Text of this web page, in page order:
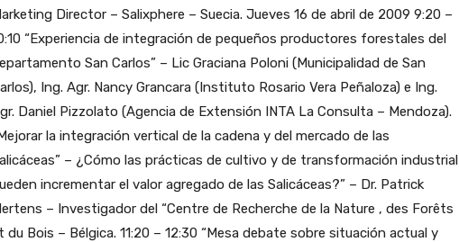
Director – Salixphere – Suecia. Jueves 16 de abril de 2009 9:20 –
“Experiencia de integración de pequeños productores forestales del
San Carlos” – Lic Graciana Poloni (Municipalidad de San
Ing. Agr. Nancy Grancara (Instituto Rosario Vera Peñaloza) e Ing.
Daniel Pizzolato (Agencia de Extensión INTA La Consulta – Mendoza).
la integración vertical de la cadena y del mercado de las
– ¿Cómo las prácticas de cultivo y de transformación industrial
incrementar el valor agregado de las Salicáceas?” – Dr. Patrick
– Investigador del “Centre de Recherche de la Nature , des Forêts
du Bois – Bélgica. 11:20 – 12:30 “Mesa debate sobre situación actual y